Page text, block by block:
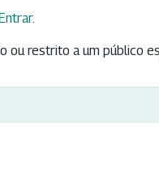
Entrar.
ou restrito a um público